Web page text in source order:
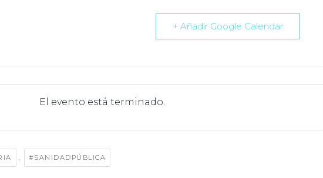
+ Añadir Google Calendar
El evento está terminado.
, #SANIDADPÚBLICA